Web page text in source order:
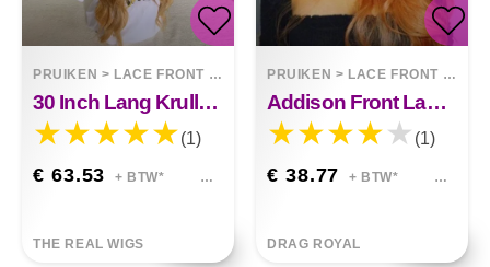
PRUIKEN > LACE FRONT WIGS
30 Inch Lang Krullend Haar Piano Kleur Synthetische Grote Golf Pruik Alexandria
(1)
€ 63.53 + BTW*
THE REAL WIGS
PRUIKEN > LACE FRONT WIGS
Addison Front Lace Pruik
(1)
€ 38.77 + BTW*
DRAG ROYAL